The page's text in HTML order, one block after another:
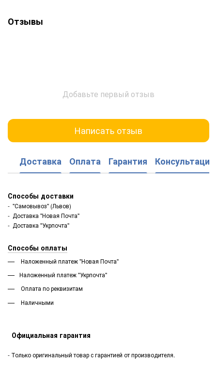
Отзывы
Добавьте первый отзыв
Написать отзыв
Доставка Оплата Гарантия Консультация
Способы доставки
- "Самовывоз" (Львов)
- Доставка "Новая Почта"
- Доставка "Укрпочта"
Способы оплаты
Наложенный платеж "Новая Почта"
Наложенный платеж "Укрпочта"
Оплата по реквизитам
Наличными
Официальная гарантия
- Только оригинальный товар с гарантией от производителя.